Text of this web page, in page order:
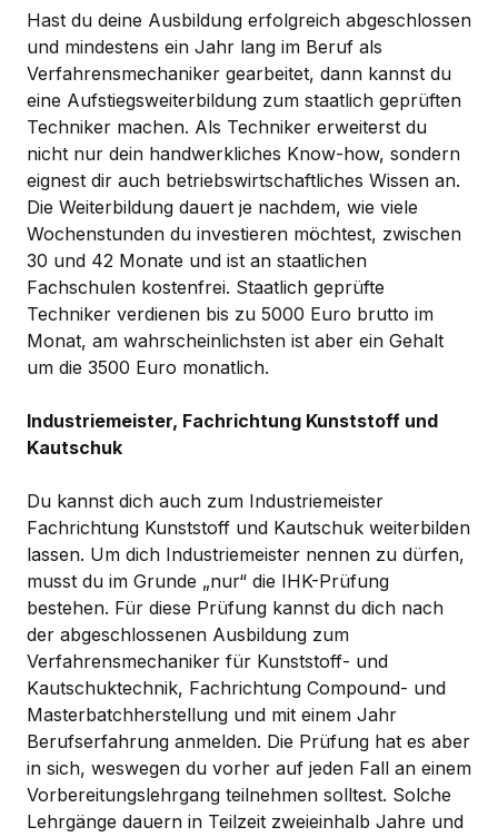
Hast du deine Ausbildung erfolgreich abgeschlossen
und mindestens ein Jahr lang im Beruf als
Verfahrensmechaniker gearbeitet, dann kannst du
eine Aufstiegsweiterbildung zum staatlich geprüften
Techniker machen. Als Techniker erweiterst du
nicht nur dein handwerkliches Know-how, sondern
eignest dir auch betriebswirtschaftliches Wissen an.
Die Weiterbildung dauert je nachdem, wie viele
Wochenstunden du investieren möchtest, zwischen
30 und 42 Monate und ist an staatlichen
Fachschulen kostenfrei. Staatlich geprüfte
Techniker verdienen bis zu 5000 Euro brutto im
Monat, am wahrscheinlichsten ist aber ein Gehalt
um die 3500 Euro monatlich.
Industriemeister, Fachrichtung Kunststoff und
Kautschuk
Du kannst dich auch zum Industriemeister
Fachrichtung Kunststoff und Kautschuk weiterbilden
lassen. Um dich Industriemeister nennen zu dürfen,
musst du im Grunde „nur“ die IHK-Prüfung
bestehen. Für diese Prüfung kannst du dich nach
der abgeschlossenen Ausbildung zum
Verfahrensmechaniker für Kunststoff- und
Kautschuktechnik, Fachrichtung Compound- und
Masterbatchherstellung und mit einem Jahr
Berufserfahrung anmelden. Die Prüfung hat es aber
in sich, weswegen du vorher auf jeden Fall an einem
Vorbereitungslehrgang teilnehmen solltest. Solche
Lehrgänge dauern in Teilzeit zweieinhalb Jahre und